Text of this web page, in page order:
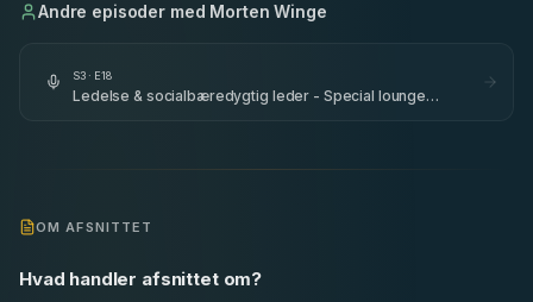
Andre episoder med Morten Winge
S3 · E18
Ledelse & socialbæredygtig leder - Special lounge
OM AFSNITTET
Hvad handler afsnittet om?